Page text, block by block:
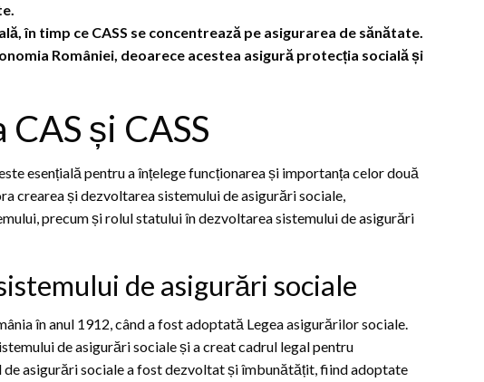
în timp ce CASS se concentrează pe asigurarea de sănătate.
României, deoarece acestea asigură protecția socială și
și CASS
esențială pentru a înțelege funcționarea și importanța celor două
crearea și dezvoltarea sistemului de asigurări sociale,
precum și rolul statului în dezvoltarea sistemului de asigurări
de asigurări sociale
în anul 1912, când a fost adoptată Legea asigurărilor sociale.
de asigurări sociale și a creat cadrul legal pentru
de asigurări sociale a fost dezvoltat și îmbunătățit, fiind adoptate